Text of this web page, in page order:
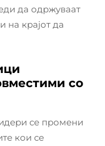
да одржуваат
на крајот да
со
се промени
кои се